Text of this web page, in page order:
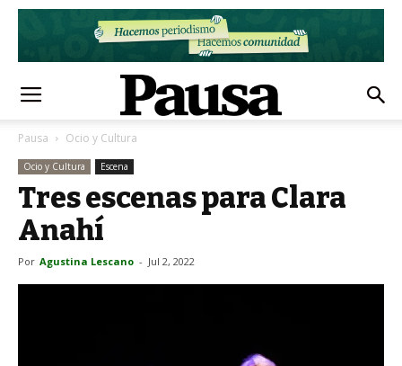
Pausa Ocio y Cultura
Ocio y Cultura Escena
Tres escenas para Clara
Anahí
Por Agustina Lescano - Jul 2, 2022